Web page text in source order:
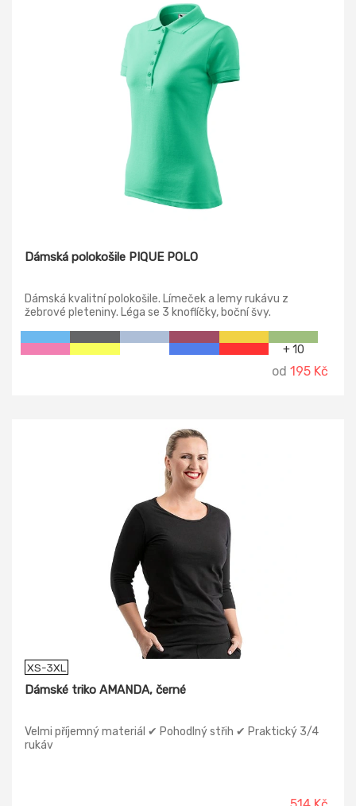
Dámská polokošile PIQUE POLO
Dámská kvalitní polokošile. Límeček a lemy rukávu z
žebrové pleteniny. Léga se 3 knoflíčky, boční švy.
+ 10
od 195 Kč
XS-3XL
Dámské triko AMANDA, černé
Velmi příjemný materiál ✔ Pohodlný střih ✔ Praktický 3/4
rukáv